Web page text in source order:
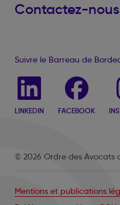
Contactez-nous
Suivre le Barreau de
LINKEDIN FACEBOOK
© 2026 Ordre des Avocats
Mentions et publications